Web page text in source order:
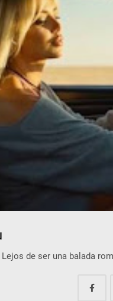
Lejos de ser una balada